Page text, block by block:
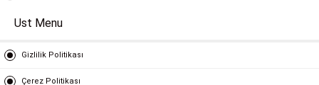
Ust Menu
Gizlilik Politikası
Çerez Politikası